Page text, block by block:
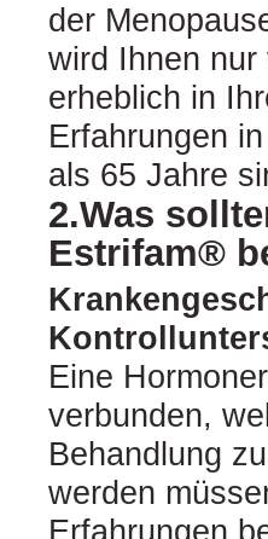
der
wird Ihnen
erheblich in
Erfahrungen
als 65 Jahre
2.Was
Estrifam®
Eine
verbunden,
Behandlung
werden
Erfahrungen